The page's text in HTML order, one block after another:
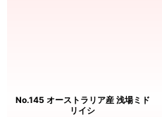
No.145 オーストラリア産 浅場ミド
リイシ